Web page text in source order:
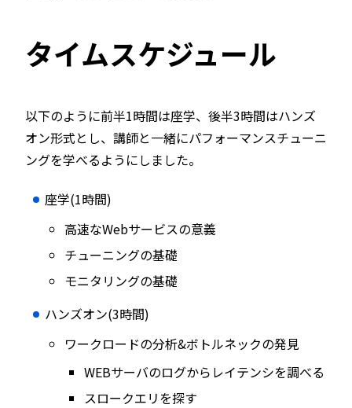
タイムスケジュール
以下のように前半1時間は座学、後半3時間はハンズ
オン形式とし、講師と一緒にパフォーマンスチューニ
ングを学べるようにしました。
座学(1時間)
高速なWebサービスの意義
チューニングの基礎
モニタリングの基礎
ハンズオン(3時間)
ワークロードの分析&ボトルネックの発見
WEBサーバのログからレイテンシを調べる
スロークエリを探す